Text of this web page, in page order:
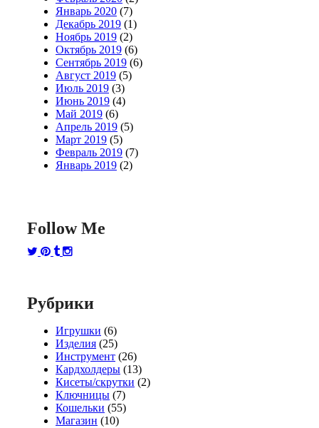
Январь 2020 (7)
Декабрь 2019 (1)
Ноябрь 2019 (2)
Октябрь 2019 (6)
Сентябрь 2019 (6)
Август 2019 (5)
Июль 2019 (3)
Июнь 2019 (4)
Май 2019 (6)
Апрель 2019 (5)
Март 2019 (5)
Февраль 2019 (7)
Январь 2019 (2)
Follow Me
Рубрики
Игрушки (6)
Изделия (25)
Инструмент (26)
Кардхолдеры (13)
Кисеты/скрутки (2)
Ключницы (7)
Кошельки (55)
Магазин (10)